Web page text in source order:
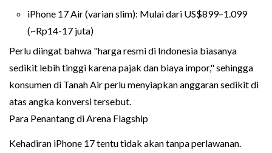
iPhone 17 Air (varian slim): Mulai dari US$899–1.099
(~Rp14-17 juta)
Perlu diingat bahwa "harga resmi di Indonesia biasanya
sedikit lebih tinggi karena pajak dan biaya impor," sehingga
konsumen di Tanah Air perlu menyiapkan anggaran sedikit di
atas angka konversi tersebut.
Para Penantang di Arena Flagship
Kehadiran iPhone 17 tentu tidak akan tanpa perlawanan.